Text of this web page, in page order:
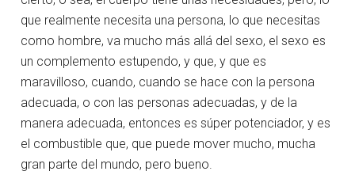
que realmente necesita una persona, lo que necesitas
como hombre, va mucho más allá del sexo, el sexo es
un complemento estupendo, y que, y que es
maravilloso, cuando, cuando se hace con la persona
adecuada, o con las personas adecuadas, y de la
manera adecuada, entonces es súper potenciador, y es
el combustible que, que puede mover mucho, mucha
gran parte del mundo, pero bueno.